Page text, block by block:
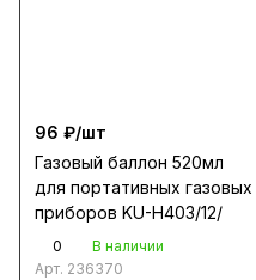
96 ₽/шт
Газовый баллон 520мл
для портативных газовых
приборов KU-H403/12/
0
В наличии
Арт. 236370